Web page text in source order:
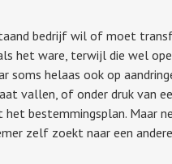
bedrijf wil of moet
het ware, terwijl die wel
soms helaas ook op
vallen, of onder druk van
bestemmingsplan. Maar
zelf zoekt naar een